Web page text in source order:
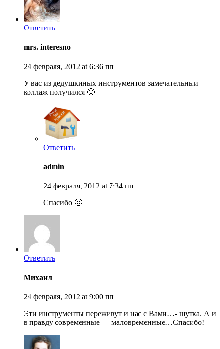
Ответить
mrs. interesno
24 февраля, 2012 at 6:36 пп
У вас из дедушкиных инструментов замечательный
коллаж получился 🙂
Ответить
admin
24 февраля, 2012 at 7:34 пп
Спасибо 🙂
Ответить
Михаил
24 февраля, 2012 at 9:00 пп
Эти инструменты переживут и нас с Вами…- шутка. А и
в правду современные — маловременные…Спасибо!